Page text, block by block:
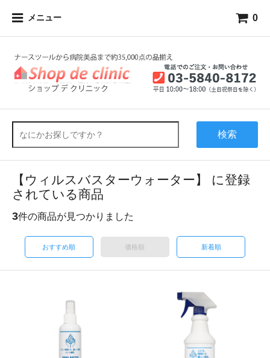
メニュー 0
検索
【ウィルスバスターウォーター】 に登録
されている商品
3件の商品が見つかりました
おすすめ順 価格順 新着順